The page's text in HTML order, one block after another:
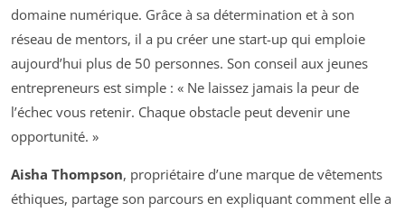
domaine numérique. Grâce à sa détermination et à son
réseau de mentors, il a pu créer une start-up qui emploie
aujourd’hui plus de 50 personnes. Son conseil aux jeunes
entrepreneurs est simple : « Ne laissez jamais la peur de
l’échec vous retenir. Chaque obstacle peut devenir une
opportunité. »
Aisha Thompson, propriétaire d’une marque de vêtements
éthiques, partage son parcours en expliquant comment elle a